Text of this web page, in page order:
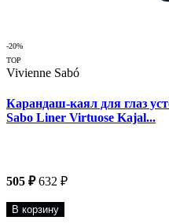
-20%
TOP
Vivienne Sabó
Карандаш-каял для глаз
Sabo Liner Virtuose Kajal...
505 ₽ 632 ₽
В корзину